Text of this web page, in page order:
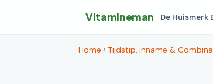
Vitamineman De Huismerk
Home › Tijdstip, Inname &